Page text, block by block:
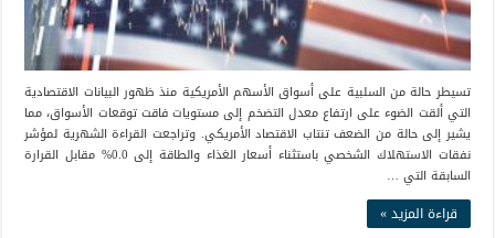
تسيطر حالة من السلبية على أسواق الأسهم الأمريكية منذ ظهور البيانات الاقتصادية
التي ألقت الضوء على ارتفاع معدل التضخم إلى مستويات فاقت توقعات الأسواق، مما
يشير إلى حالة من الضعف تنتاب الاقتصاد الأمريكي. وتراجعت القراءة الشهرية لمؤشر
نفقات الاستهلاك الشخصي باستثناء أسعار الغذاء والطاقة إلى 0.0% مقابل القرارة
السابقة التي …
قراءة المزيد »